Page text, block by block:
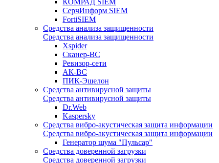
КОМРАД SIEM
СерчИнформ SIEM
FortiSIEM
Средства анализа защищенности
Средства анализа защищенности
Xspider
Сканер-ВС
Ревизор-сети
АК-ВС
ПИК-Эшелон
Средства антивирусной защиты
Средства антивирусной защиты
Dr.Web
Kaspersky
Средства вибро-акустическая защита информации
Средства вибро-акустическая защита информации
Генератор шума "Пульсар"
Средства доверенной загрузки
Средства доверенной загрузки